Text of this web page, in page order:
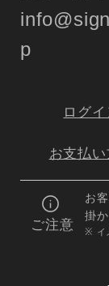
p
ログ
お支払
ご注意
お
掛か
※ イ